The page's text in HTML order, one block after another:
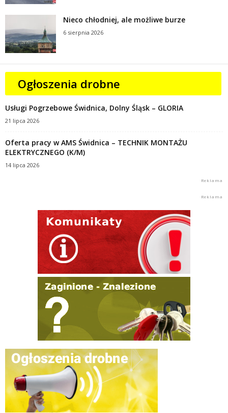
Nieco chłodniej, ale możliwe burze
6 sierpnia 2026
Ogłoszenia drobne
Usługi Pogrzebowe Świdnica, Dolny Śląsk – GLORIA
21 lipca 2026
Oferta pracy w AMS Świdnica – TECHNIK MONTAŻU
ELEKTRYCZNEGO (K/M)
14 lipca 2026